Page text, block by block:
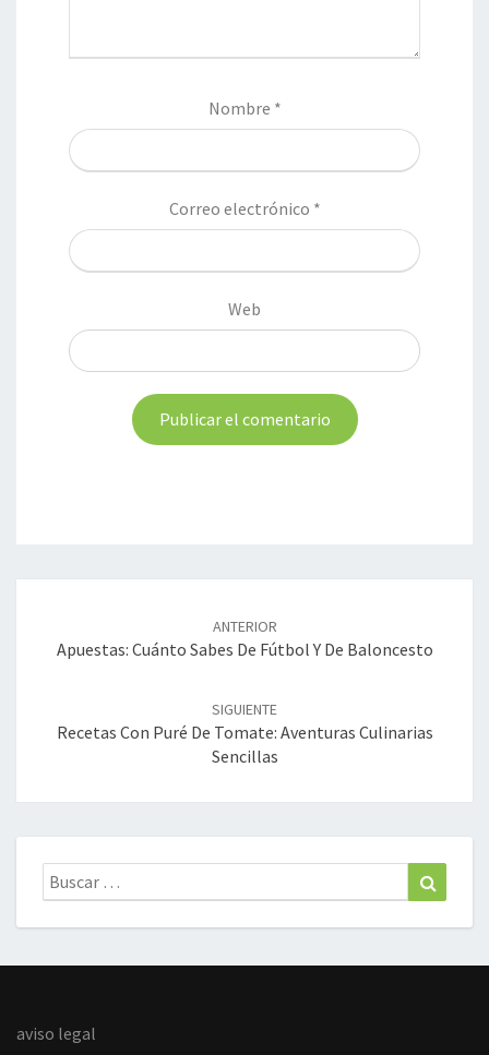
Nombre *
Correo electrónico *
Web
entradas
ANTERIOR
Apuestas: Cuánto Sabes De Fútbol Y De Baloncesto
SIGUIENTE
Recetas Con Puré De Tomate: Aventuras Culinarias
Sencillas
Buscar:
aviso legal